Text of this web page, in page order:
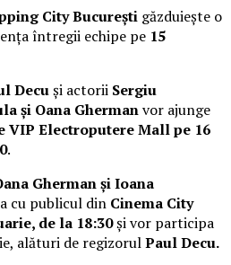
City București găzduiește o
întregii echipe pe 15
Decuși actorii Sergiu
și Oana Ghermanvor ajunge
VIP Electroputere Mall pe 16
.
Gherman și Ioana
cu publicul din Cinema City
de la 18:30și vor participa
alături de regizorulPaul Decu.